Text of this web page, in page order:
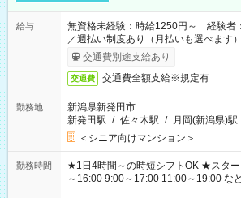
給与
無資格未経験：時給1250円～ 経験者
／週払い制度あり（月払いも選べます
了次第のお支払いとなります。
交通費別途支給あり
交通費 交通費全額支給※規定有
勤務地
新潟県新発田市
新発田駅 / 佐々木駅 / 月岡(新潟県)駅
＜シニア向けマンション＞
勤務時間
★1日4時間～の時短シフトOK ★スタート時間選べます！ 7:00
～16:00 9:00～17:00 11:00～19:00 など 残業な
の場合、他のお仕事と合わせ週40時間